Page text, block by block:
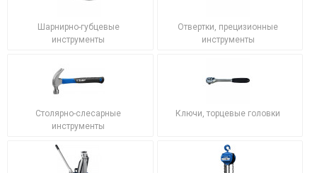
Шарнирно-губцевые
инструменты
Отвертки, прецизионные
инструменты
Столярно-слесарные
инструменты
Ключи, торцевые головки